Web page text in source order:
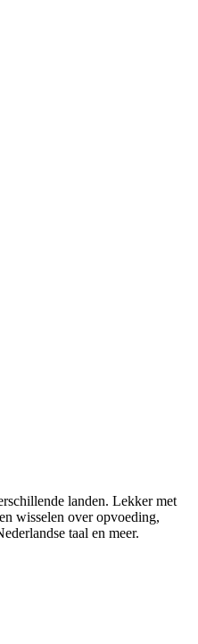
landen. Lekker met
wisselen over opvoeding,
taal en meer.